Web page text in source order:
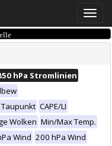
Toggle
hPa Stromlinien
CAPE/LI
Wolken Min/Max Temp.
Wind 200 hPa Wind